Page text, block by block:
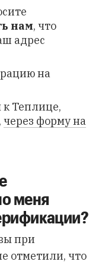
нам, что
адрес
на
к Теплице,
, через форму на
меня
при
отметили, что